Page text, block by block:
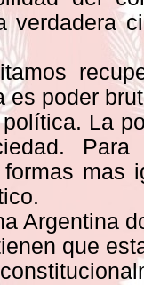
verdadera
es poder
La
Para
mas
Argentina
que